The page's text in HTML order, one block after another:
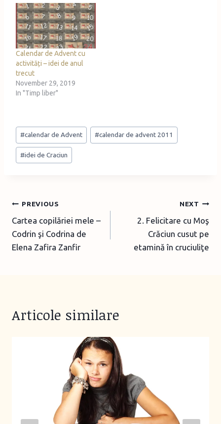
Calendar de Advent cu
activități – idei de anul
trecut
November 29, 2019
In "Timp liber"
Post
Tags:
#calendar de Advent #calendar de advent 2011
#idei de Craciun
Post
navigation
PREVIOUS
Cartea copilăriei mele –
Codrin şi Codrina de
Elena Zafira Zanfir
NEXT
2. Felicitare cu Moş
Crăciun cusut pe
etamină în cruciuliţe
Articole similare